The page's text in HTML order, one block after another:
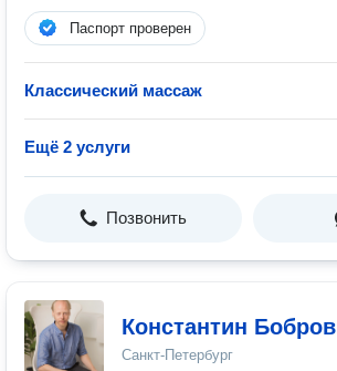
Паспорт проверен
Классический массаж
Ещё 2 услуги
Позвонить
Константин Бобров
Санкт-Петербург